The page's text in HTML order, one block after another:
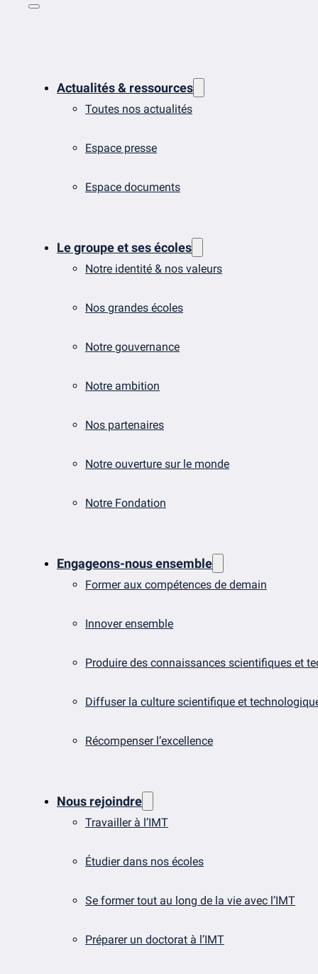
Actualités & ressources
Toutes nos actualités
Espace presse
Espace documents
Le groupe et ses écoles
Notre identité & nos valeurs
Nos grandes écoles
Notre gouvernance
Notre ambition
Nos partenaires
Notre ouverture sur le monde
Notre Fondation
Engageons-nous ensemble
Former aux compétences de demain
Innover ensemble
Produire des connaissances scientifiques et
Diffuser la culture scientifique et
Récompenser l’excellence
Nous rejoindre
Travailler à l’IMT
Étudier dans nos écoles
Se former tout au long de la vie avec l’IMT
Préparer un doctorat à l’IMT